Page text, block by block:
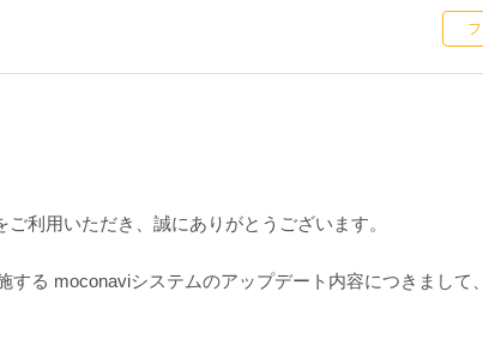
利用いただき、誠にありがとうございます。
する moconaviシステムのアップデート内容につきまして